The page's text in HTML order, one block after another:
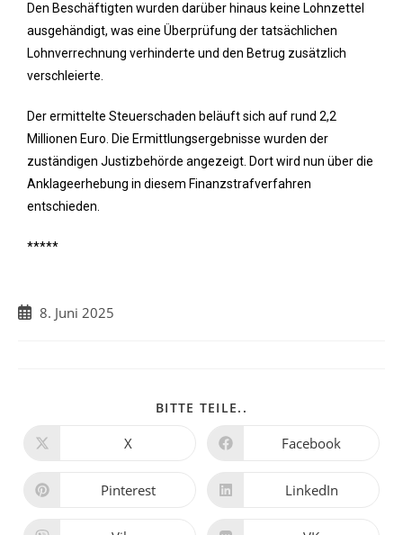
Den Beschäftigten wurden darüber hinaus keine Lohnzettel
ausgehändigt, was eine Überprüfung der tatsächlichen
Lohnverrechnung verhinderte und den Betrug zusätzlich
verschleierte.
Der ermittelte Steuerschaden beläuft sich auf rund 2,2
Millionen Euro. Die Ermittlungsergebnisse wurden der
zuständigen Justizbehörde angezeigt. Dort wird nun über die
Anklageerhebung in diesem Finanzstrafverfahren
entschieden.
*****
8. Juni 2025
BITTE TEILE..
X Facebook
Pinterest LinkedIn